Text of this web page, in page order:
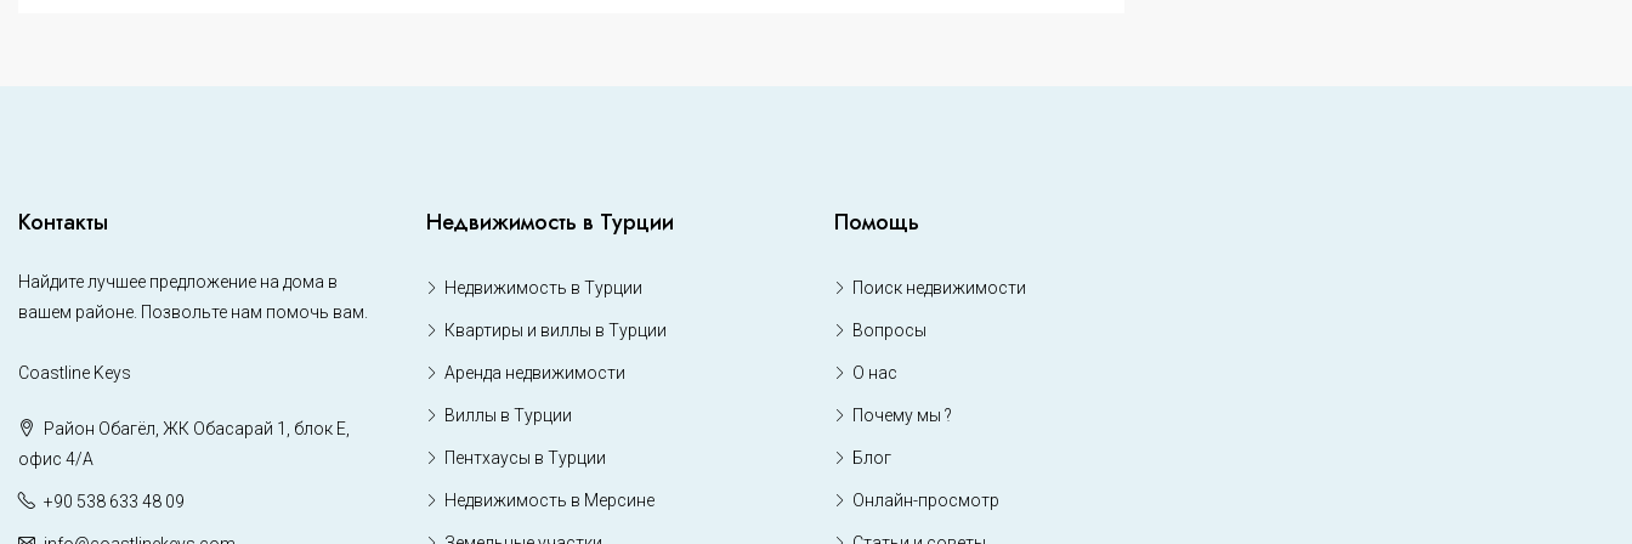
Контакты
Найдите лучшее предложение на дома в
вашем районе. Позвольте нам помочь вам.
Coastline Keys
Район Обагёл, ЖК Обасарай 1, блок Е,
офис 4/А
+90 538 633 48 09
Недвижимость в Турции
Недвижимость в Турции
Квартиры и виллы в Турции
Аренда недвижимости
Виллы в Турции
Пентхаусы в Турции
Недвижимость в Мерсине
Помощь
Поиск недвижимости
Вопросы
О нас
Почему мы ?
Блог
Онлайн-просмотр